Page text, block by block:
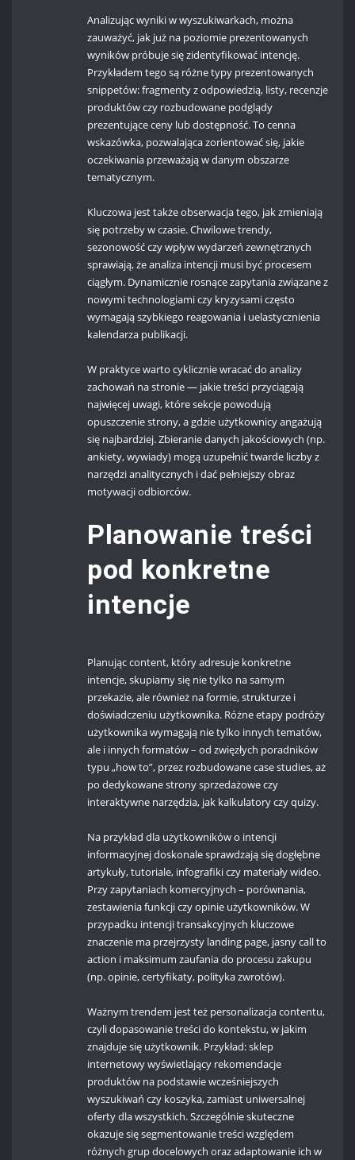
Analizując wyniki w wyszukiwarkach, można
zauważyć, jak już na poziomie prezentowanych
wyników próbuje się zidentyfikować intencję.
Przykładem tego są różne typy prezentowanych
snippetów: fragmenty z odpowiedzią, listy, recenzje
produktów czy rozbudowane podglądy
prezentujące ceny lub dostępność. To cenna
wskazówka, pozwalająca zorientować się, jakie
oczekiwania przeważają w danym obszarze
tematycznym.
Kluczowa jest także obserwacja tego, jak zmieniają
się potrzeby w czasie. Chwilowe trendy,
sezonowość czy wpływ wydarzeń zewnętrznych
sprawiają, że analiza intencji musi być procesem
ciągłym. Dynamicznie rosnące zapytania związane z
nowymi technologiami czy kryzysami często
wymagają szybkiego reagowania i uelastycznienia
kalendarza publikacji.
W praktyce warto cyklicznie wracać do analizy
zachowań na stronie — jakie treści przyciągają
najwięcej uwagi, które sekcje powodują
opuszczenie strony, a gdzie użytkownicy angażują
się najbardziej. Zbieranie danych jakościowych (np.
ankiety, wywiady) mogą uzupełnić twarde liczby z
narzędzi analitycznych i dać pełniejszy obraz
motywacji odbiorców.
Planowanie treści
pod konkretne
intencje
Planując content, który adresuje konkretne
intencje, skupiamy się nie tylko na samym
przekazie, ale również na formie, strukturze i
doświadczeniu użytkownika. Różne etapy podróży
użytkownika wymagają nie tylko innych tematów,
ale i innych formatów – od zwięzłych poradników
typu „how to”, przez rozbudowane case studies, aż
po dedykowane strony sprzedażowe czy
interaktywne narzędzia, jak kalkulatory czy quizy.
Na przykład dla użytkowników o intencji
informacyjnej doskonale sprawdzają się dogłębne
artykuły, tutoriale, infografiki czy materiały wideo.
Przy zapytaniach komercyjnych – porównania,
zestawienia funkcji czy opinie użytkowników. W
przypadku intencji transakcyjnych kluczowe
znaczenie ma przejrzysty landing page, jasny call to
action i maksimum zaufania do procesu zakupu
(np. opinie, certyfikaty, polityka zwrotów).
Ważnym trendem jest też personalizacja contentu,
czyli dopasowanie treści do kontekstu, w jakim
znajduje się użytkownik. Przykład: sklep
internetowy wyświetlający rekomendacje
produktów na podstawie wcześniejszych
wyszukiwań czy koszyka, zamiast uniwersalnej
oferty dla wszystkich. Szczególnie skuteczne
okazuje się segmentowanie treści względem
różnych grup docelowych oraz adaptowanie ich w